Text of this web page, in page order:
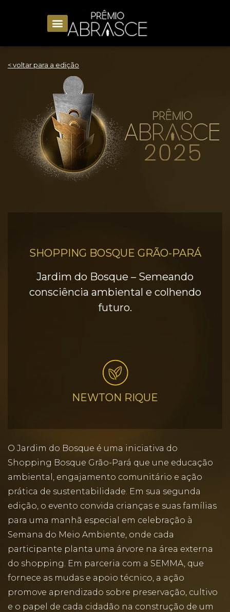
< voltar para a edição
SHOPPING BOSQUE GRÃO-PARÁ
Jardim do Bosque – Semeando
consciência ambiental e colhendo
futuro.
NEWTON RIQUE
O Jardim do Bosque é uma iniciativa do
Shopping Bosque Grão-Pará que une educação
ambiental, engajamento comunitário e ação
prática de sustentabilidade. Em sua segunda
edição, o evento convida crianças e suas famílias
para uma manhã especial em celebração à
Semana do Meio Ambiente, onde cada
participante planta uma árvore na área externa
do shopping. Em parceria com a SEMMA, que
fornece as mudas e apoio técnico, a ação
promove aprendizado sobre preservação, cultivo
e o papel de cada cidadão na construção de um